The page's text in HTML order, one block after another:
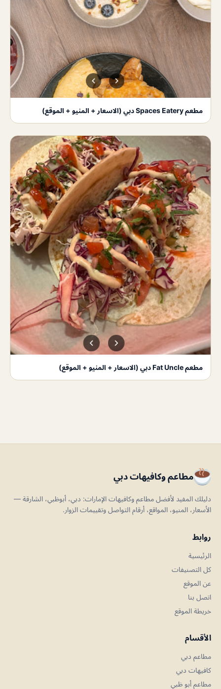
مطعم Spaces Eatery دبي (الاسعار + المنيو + الموقع)
مطعم Fat Uncle دبي (الاسعار + المنيو + الموقع)
مطاعم وكافيهات دبي
دليلك المفيد لأفضل مطاعم وكافيهات الإمارات: دبي، أبوظبي، الشارقة —
الأسعار، المنيو، المواقع، أرقام التواصل وتقييمات الزوار.
روابط
الرئيسية
كل التصنيفات
عن الموقع
اتصل بنا
خريطة الموقع
الأقسام
مطاعم دبي
كافيهات دبي
مطاعم أبو ظبي